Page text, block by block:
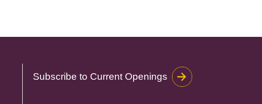
Subscribe to Current Openings